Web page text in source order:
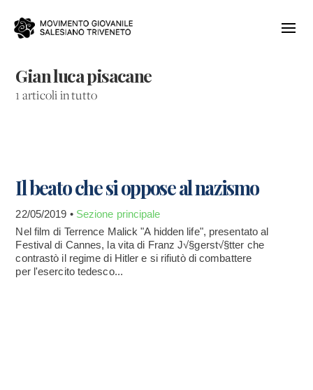
Gian luca pisacane
1 articoli in tutto
Il beato che si oppose al nazismo
22/05/2019 • Sezione principale
Nel film di Terrence Malick "A hidden life", presentato al
Festival di Cannes, la vita di Franz J√§gerst√§tter che
contrastò il regime di Hitler e si rifiutò di combattere
per l'esercito tedesco...